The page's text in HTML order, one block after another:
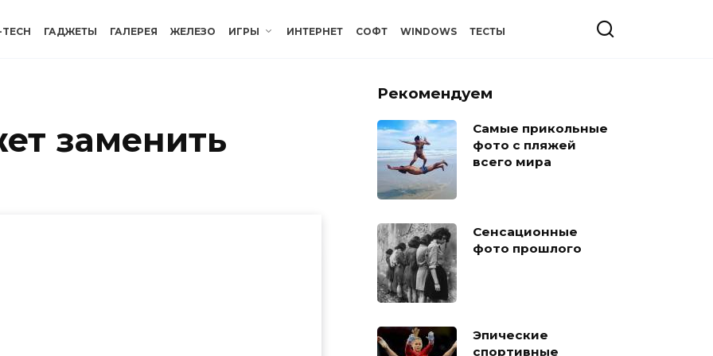
ГАДЖЕТЫ ГАЛЕРЕЯ ЖЕЛЕЗО ИГРЫ ИНТЕРНЕТ СОФТ WINDOWS ТЕСТЫ
заменить
Рекомендуем
Самые прикольные
фото с пляжей
всего мира
Сенсационные
фото прошлого
Эпические
спортивные